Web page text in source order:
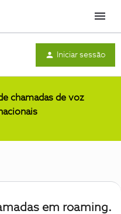
Menu
Iniciar sessão
chamadas de voz
em roaming.